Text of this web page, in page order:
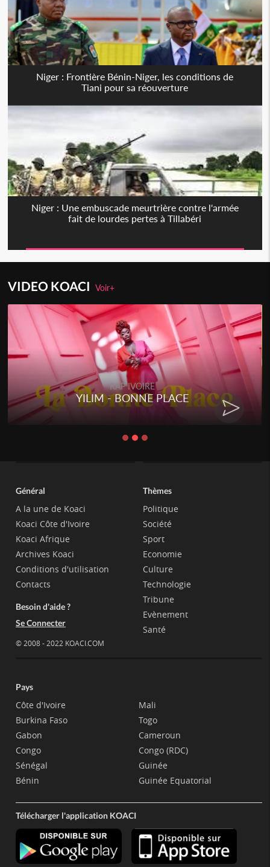
Niger : Frontière Bénin-Niger, les conditions de
Tiani pour sa réouverture
Niger : Une embuscade meurtrière contre l'armée
fait de lourdes pertes à Tillabéri
VIDEO KOACIVoir+
RAP IVOIRE
YILIM - BONNE PLACE
Général
A la une de Koaci
Koaci Côte d'Ivoire
Koaci Afrique
Archives Koaci
Conditions d'utilisation
Contacts
Besoin d'aide ?
Se Connecter
© 2008 - 2022 KOACI.COM
Thèmes
Politique
Société
Sport
Economie
Culture
Technologie
Tribune
Evènement
Santé
Pays
Côte d'Ivoire
Burkina Faso
Gabon
Congo
Sénégal
Bénin
Mali
Togo
Cameroun
Congo (RDC)
Guinée
Guinée Equatorial
Télécharger l'application KOACI